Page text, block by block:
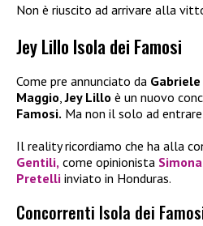
Non è riuscito ad arrivare alla
Jey Lillo Isola dei Famosi
Come pre annunciato da
Maggio,Jey Lillo è un nuovo
Famosi. Ma non il solo ad entrare
Il reality ricordiamo che ha alla
Gentili, come opinionista
Pretelli inviato in Honduras.
Concorrenti Isola dei